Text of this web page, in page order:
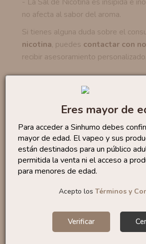
Eres mayor de
Para acceder a Sinhumo debes
mayor de edad. El vapeo y sus
están destinados para un público
permitida la venta ni el acceso a
para menores de edad.
Acepto los Términos y
Verificar
no afecta al sabor del aroma.
Si tienes alguna duda sobre el
nicotina, puedes contactar con
recibir asesoramiento personalizado.
Productos similares
Sales Lemon Tart 10ml
By...
Sales Bubble Gum